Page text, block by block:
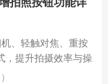
、轻触对焦、重按
，提升拍摄效率与操